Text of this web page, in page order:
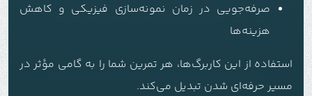
صرفه‌جویی در زمان نمونه‌سازی فیزیکی و کاهش
هزینه‌ها
استفاده از این کاربرگ‌ها، هر تمرین شما را به گامی مؤثر در
مسیر حرفه‌ای شدن تبدیل می‌کند.